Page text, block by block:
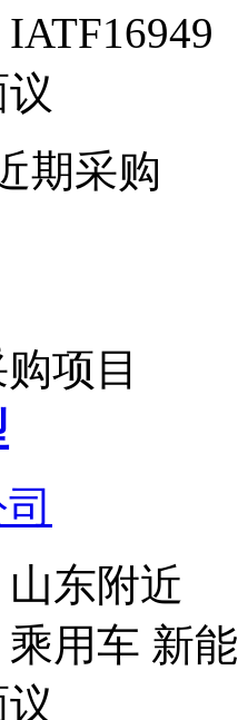
IATF16949
期采购
项目
山东附近
乘用车 新